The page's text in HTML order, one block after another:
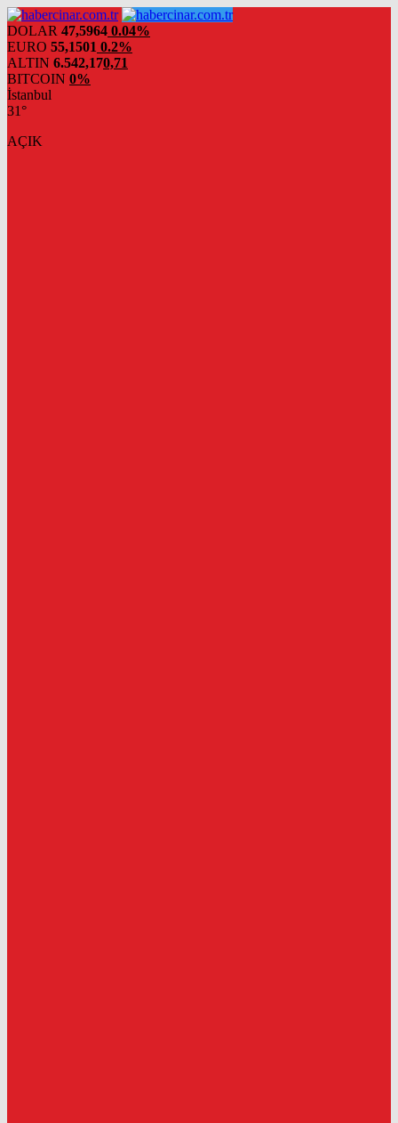
DOLAR 47,5964 0.04%
EURO 55,1501 0.2%
ALTIN 6.542,170,71
BITCOIN 0%
İstanbul
31°
AÇIK